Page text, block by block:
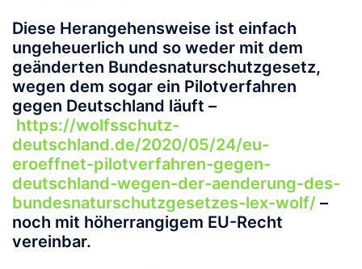
Diese Herangehensweise ist einfach
ungeheuerlich und so weder mit dem
geänderten Bundesnaturschutzgesetz,
wegen dem sogar ein Pilotverfahren
gegen Deutschland läuft –
https://wolfsschutz-
deutschland.de/2020/05/24/eu-
eroeffnet-pilotverfahren-gegen-
deutschland-wegen-der-aenderung-des-
bundesnaturschutzgesetzes-lex-wolf/ –
noch mit höherrangigem EU-Recht
vereinbar.